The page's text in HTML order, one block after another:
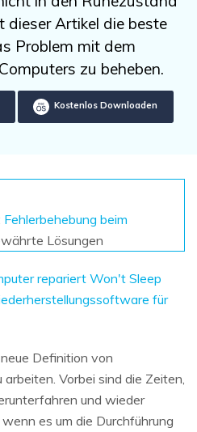
vom Mac-System
Testen
ALLE FUNKTIONEN ENTDECKEN
Sign In
dieser Artikel die beste
Problem mit dem
zu beheben.
Kostenlos Downloaden
Fehlerbehebung beim
Lösungen
repariert Won't Sleep
für
Definition von
Vorbei sind die Zeiten,
und wieder
es um die Durchführung